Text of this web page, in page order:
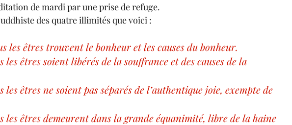
de mardi par une prise de refuge.
des quatre illimités que voici :
les êtres trouvent le bonheur et les causes du bonheur.
les êtres soient libérés de la souffrance et des causes de la
les êtres ne soient pas séparés de l’authentique joie, exempte de
les êtres demeurent dans la grande équanimité, libre de la haine